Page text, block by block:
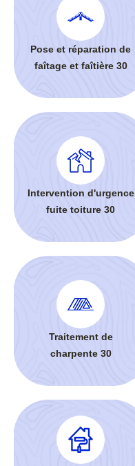
Pose et réparation de
faîtage et faîtière 30
Intervention d'urgence
fuite toiture 30
Traitement de
charpente 30